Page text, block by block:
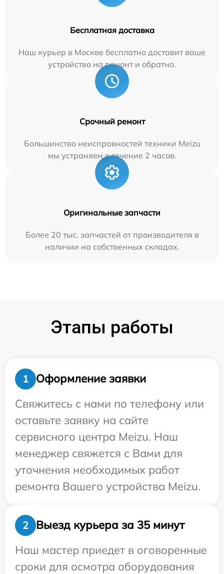
Бесплатная доставка
Наш курьер в Москве бесплатно доставит ваше
устройство на ремонт и обратно.
Срочный ремонт
Большинство неисправностей техники Meizu
мы устраняем в течение 2 часов.
Оригинальные запчасти
Более 20 тыс. запчастей от производителя в
наличии на собственных складах.
Этапы работы
1
Оформление заявки
Свяжитесь с нами по телефону или
оставьте заявку на сайте
сервисного центра Meizu. Наш
менеджер свяжется с Вами для
уточнения необходимых работ
ремонта Вашего устройства Meizu.
2
Выезд курьера за 35 минут
Наш мастер приедет в оговоренные
сроки для осмотра оборудования